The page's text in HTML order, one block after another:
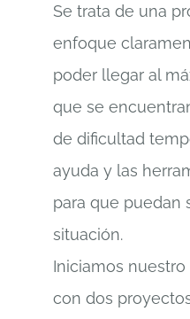
Se trata de una
enfoque
poder llegar al
que se
de dificultad
ayuda y las
para que puedan
situación.
Iniciamos
con dos